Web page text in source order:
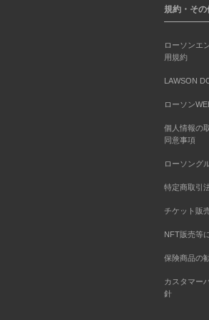
規約・その
ローソンエ
用規約
LAWSON
ローソン
個人情報の
同意事項
ローソング
特定商取引
チケット販
NFT販売等
保険商品の
カスタマー
針